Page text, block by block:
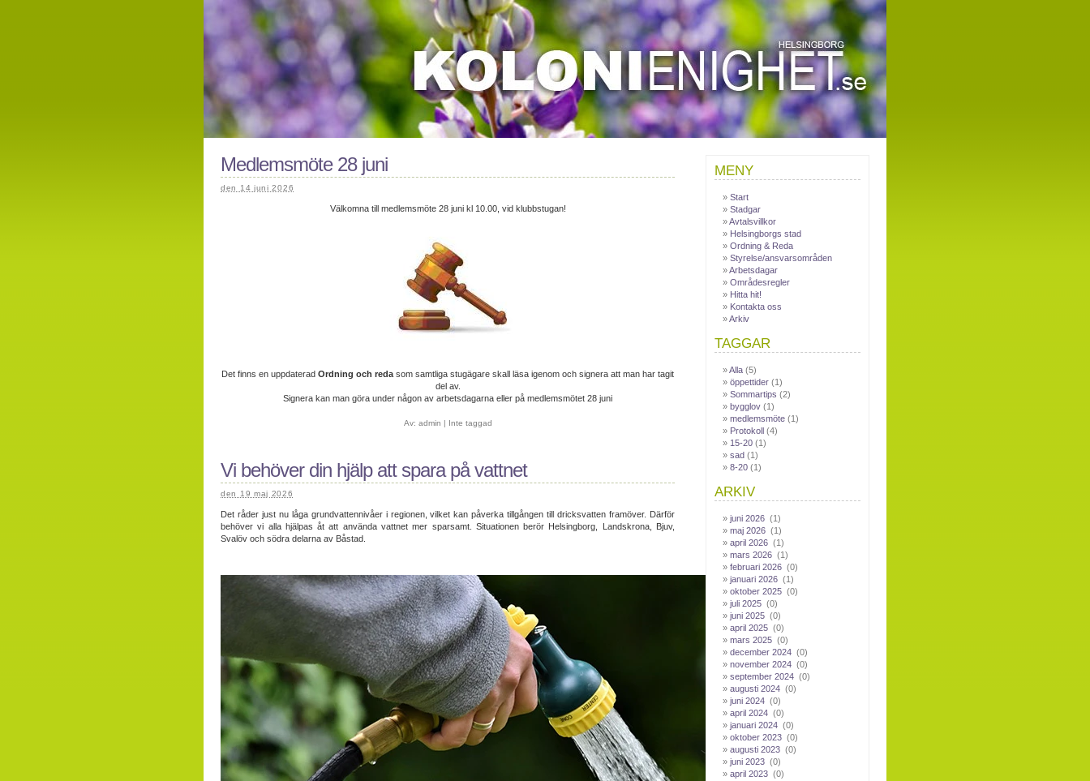
Medlemsmöte 28 juni
den 14 juni 2026
Välkomna till medlemsmöte 28 juni kl 10.00, vid klubbstugan!
Det finns en uppdaterad Ordning och reda som samtliga stugägare skall läsa igenom och signera att man har tagit
del av.
Signera kan man göra under någon av arbetsdagarna eller på medlemsmötet 28 juni
Av: admin | Inte taggad
Vi behöver din hjälp att spara på vattnet
den 19 maj 2026
Det råder just nu låga grundvattennivåer i regionen, vilket kan påverka tillgången till dricksvatten framöver. Därför
behöver vi alla hjälpas åt att använda vattnet mer sparsamt. Situationen berör Helsingborg, Landskrona, Bjuv,
Svalöv och södra delarna av Båstad.
MENY
Start
Stadgar
Avtalsvillkor
Helsingborgs stad
Ordning & Reda
Styrelse/ansvarsområden
Arbetsdagar
Områdesregler
Hitta hit!
Kontakta oss
Arkiv
TAGGAR
Alla (5)
öppettider (1)
Sommartips (2)
bygglov (1)
medlemsmöte (1)
Protokoll (4)
15-20 (1)
sad (1)
8-20 (1)
ARKIV
juni 2026 (1)
maj 2026 (1)
april 2026 (1)
mars 2026 (1)
februari 2026 (0)
januari 2026 (1)
oktober 2025 (0)
juli 2025 (0)
juni 2025 (0)
april 2025 (0)
mars 2025 (0)
december 2024 (0)
november 2024 (0)
september 2024 (0)
augusti 2024 (0)
juni 2024 (0)
april 2024 (0)
januari 2024 (0)
oktober 2023 (0)
augusti 2023 (0)
juni 2023 (0)
april 2023 (0)